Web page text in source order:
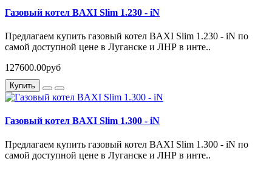
Газовый котел BAXI Slim 1.230 - iN
Предлагаем купить газовый котел BAXI Slim 1.230 - iN по
самой доступной цене в Луганске и ЛНР в инте..
127600.00руб
Купить
Газовый котел BAXI Slim 1.300 - iN
Предлагаем купить газовый котел BAXI Slim 1.300 - iN по
самой доступной цене в Луганске и ЛНР в инте..